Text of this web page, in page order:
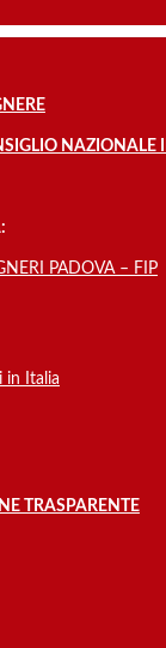
NAZIONALE
PADOVA – FIP
in Italia
TRASPARENTE